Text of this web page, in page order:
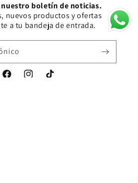
nuestro boletín de noticias.
nuevos productos y ofertas
a tu bandeja de entrada.
FacebookInstagramTikTok